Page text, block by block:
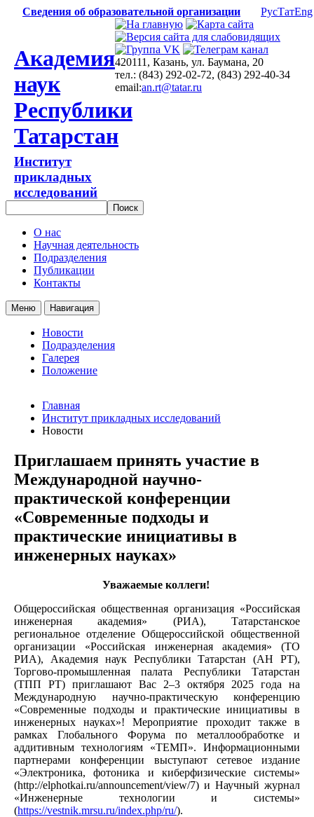
Сведения об образовательной организации РусТатEng
Академия
наук
Республики
Татарстан
Институт
прикладных
исследований
420111, Казань, ул. Баумана, 20
тел.: (843) 292-02-72, (843) 292-40-34
email:an.rt@tatar.ru
О нас
Научная деятельность
Подразделения
Публикации
Контакты
Меню Навигация
Новости
Подразделения
Галерея
Положение
Главная
Институт прикладных исследований
Новости
Приглашаем принять участие в
Международной научно-
практической конференции
«Современные подходы и
практические инициативы в
инженерных науках»
Уважаемые коллеги!
Общероссийская общественная организация «Российская
инженерная академия» (РИА), Татарстанское
региональное отделение Общероссийской общественной
организации «Российская инженерная академия» (ТО
РИА), Академия наук Республики Татарстан (АН РТ),
Торгово-промышленная палата Республики Татарстан
(ТПП РТ) приглашают Вас 2–3 октября 2025 года на
Международную научно-практическую конференцию
«Современные подходы и практические инициативы в
инженерных науках»! Мероприятие проходит также в
рамках Глобального Форума по металлообработке и
аддитивным технологиям «ТЕМП». Информационными
партнерами конференции выступают сетевое издание
«Электроника, фотоника и киберфизические системы»
(http://elphotkai.ru/announcement/view/7) и Научный журнал
«Инженерные технологии и системы»
(https://vestnik.mrsu.ru/index.php/ru/).